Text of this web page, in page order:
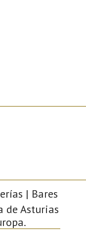
| Bares
de Asturias